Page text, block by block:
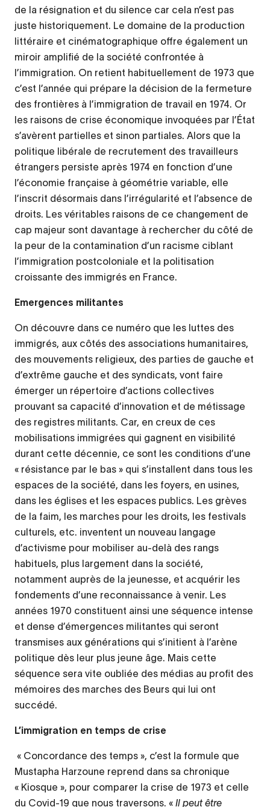
de la résignation et du silence car cela n’est pas
juste historiquement. Le domaine de la production
littéraire et cinématographique offre également un
miroir amplifié de la société confrontée à
l’immigration. On retient habituellement de 1973 que
c’est l’année qui prépare la décision de la fermeture
des frontières à l’immigration de travail en 1974. Or
les raisons de crise économique invoquées par l’État
s’avèrent partielles et sinon partiales. Alors que la
politique libérale de recrutement des travailleurs
étrangers persiste après 1974 en fonction d’une
l’économie française à géométrie variable, elle
l’inscrit désormais dans l’irrégularité et l’absence de
droits. Les véritables raisons de ce changement de
cap majeur sont davantage à rechercher du côté de
la peur de la contamination d’un racisme ciblant
l’immigration postcoloniale et la politisation
croissante des immigrés en France.
Emergences militantes
On découvre dans ce numéro que les luttes des
immigrés, aux côtés des associations humanitaires,
des mouvements religieux, des parties de gauche et
d’extrême gauche et des syndicats, vont faire
émerger un répertoire d’actions collectives
prouvant sa capacité d’innovation et de métissage
des registres militants. Car, en creux de ces
mobilisations immigrées qui gagnent en visibilité
durant cette décennie, ce sont les conditions d’une
« résistance par le bas » qui s’installent dans tous les
espaces de la société, dans les foyers, en usines,
dans les églises et les espaces publics. Les grèves
de la faim, les marches pour les droits, les festivals
culturels, etc. inventent un nouveau langage
d’activisme pour mobiliser au-delà des rangs
habituels, plus largement dans la société,
notamment auprès de la jeunesse, et acquérir les
fondements d’une reconnaissance à venir. Les
années 1970 constituent ainsi une séquence intense
et dense d’émergences militantes qui seront
transmises aux générations qui s’initient à l’arène
politique dès leur plus jeune âge. Mais cette
séquence sera vite oubliée des médias au profit des
mémoires des marches des Beurs qui lui ont
succédé.
L’immigration en temps de crise
« Concordance des temps », c’est la formule que
Mustapha Harzoune reprend dans sa chronique
« Kiosque », pour comparer la crise de 1973 et celle
du Covid-19 que nous traversons. « Il peut être